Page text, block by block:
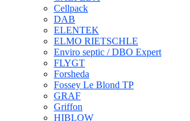
Cellpack
DAB
ELENTEK
ELMO RIETSCHLE
Enviro septic / DBO Expert
FLYGT
Forsheda
Fossey Le Blond TP
GRAF
Griffon
HIBLOW